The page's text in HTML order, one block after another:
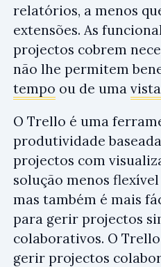
relatórios, a menos
extensões. As
projectos cobrem
não lhe permitem
tempo ou de uma
O Trello é uma
produtividade
projectos com
solução menos
mas também é mais
para gerir projectos
colaborativos. O
gerir projectos